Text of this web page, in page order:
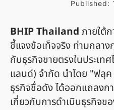
Published:
BHIP Thailand ภายใต้
ชี้แจงข้อเท็จจริง ท่ามกลา
กับธุรกิจขายตรงในประเท
แลนด์) จำกัด นำโดย "ฟลุ
ธุรกิจชื่อดัง ได้ออกแถลงก
เกี่ยวกับการดำเนินธุรกิจข